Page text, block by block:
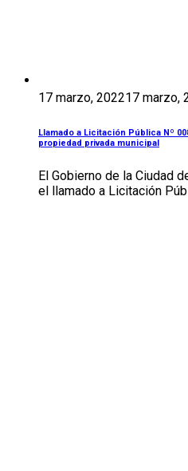
17 marzo, 202217 marzo,
Llamado a Licitación Pública Nº
propiedad privada municipal
El Gobierno de la Ciudad
el llamado a Licitación